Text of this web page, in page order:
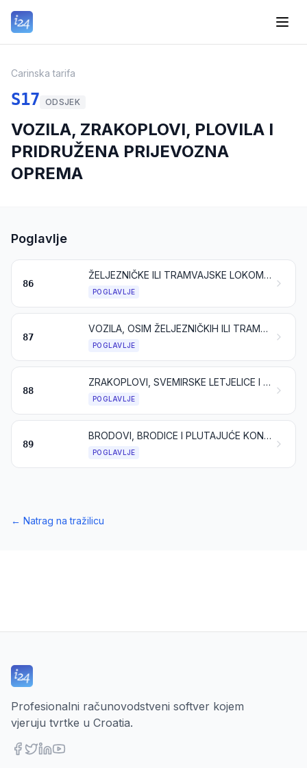
Carinska tarifa
S17 ODSJEK
VOZILA, ZRAKOPLOVI, PLOVILA I
PRIDRUŽENA PRIJEVOZNA
OPREMA
Poglavlje
86
ŽELJEZNIČKE ILI TRAMVAJSKE LOKOMOTIVE, VAGONI I NJIHOVI DIJELOVI; ŽELJEZNIČKI ILI TRAMVAJSKI KOLOSIJEČNI SKLOPOVI I PRIBOR TE NJIHOVI DIJELOVI; MEHANIČKA (UKLJUČUJUĆI ELEKTROMEHANIČKA) PROMETNA SIGNALNA OPREMA SVIH VRSTA
POGLAVLJE
87
VOZILA, OSIM ŽELJEZNIČKIH ILI TRAMVAJSKIH VOZILA, NJIHOVI DIJELOVI I PRIBOR
POGLAVLJE
88
ZRAKOPLOVI, SVEMIRSKE LETJELICE I NJIHOVI DIJELOVI
POGLAVLJE
89
BRODOVI, BRODICE I PLUTAJUĆE KONSTRUKCIJE
POGLAVLJE
← Natrag na tražilicu
Profesionalni računovodstveni softver kojem
vjeruju tvrtke u Croatia.